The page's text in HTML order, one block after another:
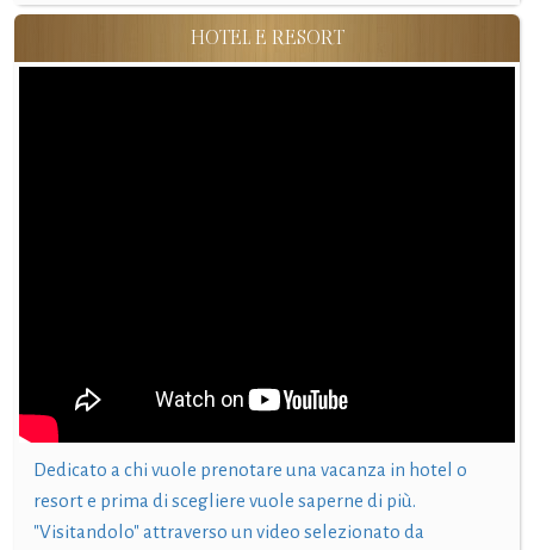
HOTEL E RESORT
Dedicato a chi vuole prenotare una vacanza in hotel o
resort e prima di scegliere vuole saperne di più.
"Visitandolo" attraverso un video selezionato da